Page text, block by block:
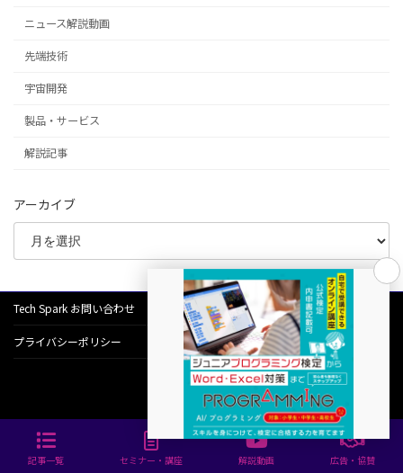
ニュース解説動画
先端技術
宇宙開発
製品・サービス
解説記事
アーカイブ
Tech Spark お問い合わせ
プライバシーポリシー
© Progress Inc.
記事一覧 セミナー・講座 解説動画 広告・協賛